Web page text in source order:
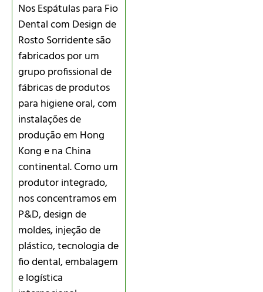
Nos Espátulas para Fio
Dental com Design de
Rosto Sorridente são
fabricados por um
grupo profissional de
fábricas de produtos
para higiene oral, com
instalações de
produção em Hong
Kong e na China
continental. Como um
produtor integrado,
nos concentramos em
P&D, design de
moldes, injeção de
plástico, tecnologia de
fio dental, embalagem
e logística